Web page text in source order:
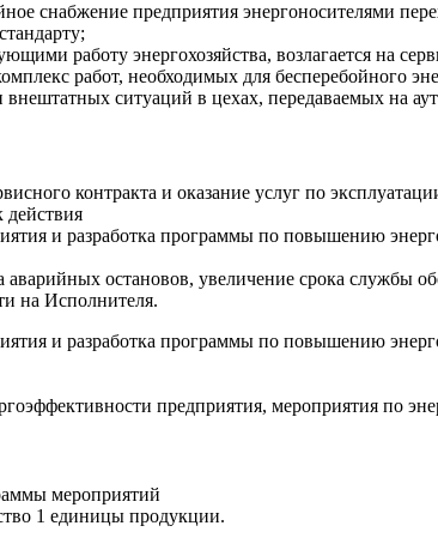
снабжение предприятия энергоносителями
работу энергохозяйства, возлагается на
работ, необходимых для бесперебойного
ситуаций в цехах, передаваемых на
контракта и оказание услуг по
действия
и разработка программы по повышению
аварийных остановов, увеличение срока службы
на Исполнителя.
и разработка программы по повышению
предприятия, мероприятия по
мероприятий
1 единицы продукции.